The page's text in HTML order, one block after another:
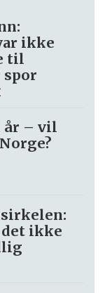
ikke
til
spor
år – vil
ikke